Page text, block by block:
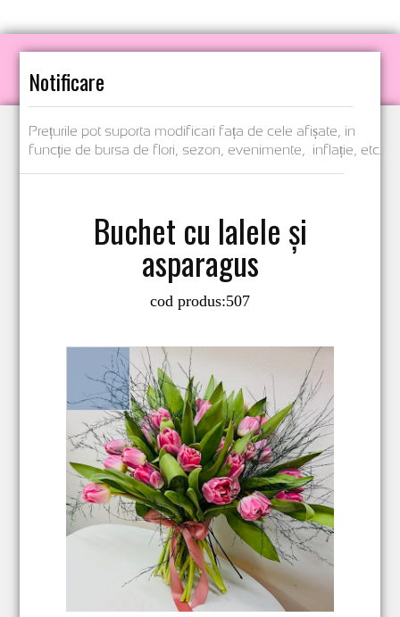
Notificare
Prețurile pot suporta modificari fața de cele afișate, in
funcție de bursa de flori, sezon, evenimente, inflație, etc.
Buchet cu lalele și
asparagus
cod produs:507